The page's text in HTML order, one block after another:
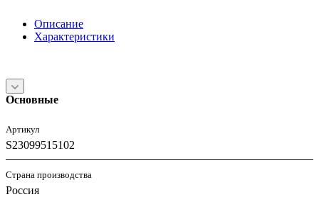
Описание
Характеристики
Основные
Артикул
S23099515102
Страна производства
Россия